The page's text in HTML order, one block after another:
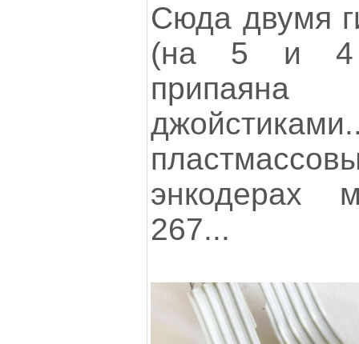
Сюда двумя
(на 5 и 4
энкодерах
267...